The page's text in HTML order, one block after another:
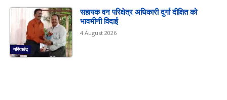
गरियाबंद
सहायक वन परिक्षेत्र अधिकारी दुर्गा दीक्षित को
भावभीनी विदाई
4 August 2026